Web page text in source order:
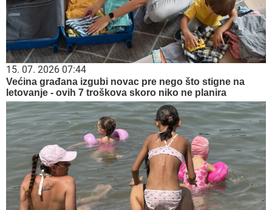
15. 07. 2026 07:44
Većina građana izgubi novac pre nego što stigne na
letovanje - ovih 7 troškova skoro niko ne planira